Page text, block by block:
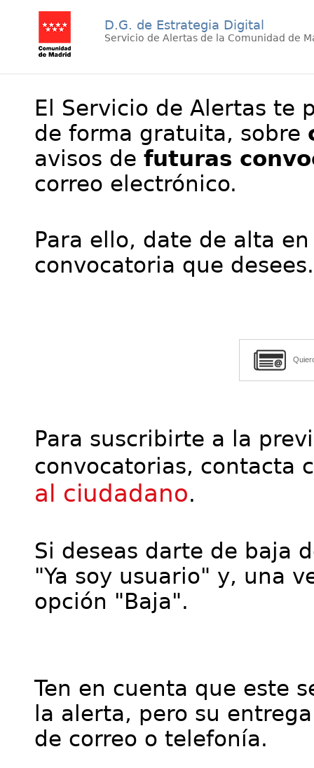
D.G. de Estrategia Digital
Servicio de Alertas de la Comunidad de
El Servicio de Alertas te
de forma gratuita, sobre
avisos de futuras
correo electrónico.
Para ello, date de alta
convocatoria que desees.
Para suscribirte a la
convocatorias, contacta
al ciudadano.
Si deseas darte de baja
"Ya soy usuario" y, una
opción "Baja".
Ten en cuenta que este
la alerta, pero su
de correo o telefonía.